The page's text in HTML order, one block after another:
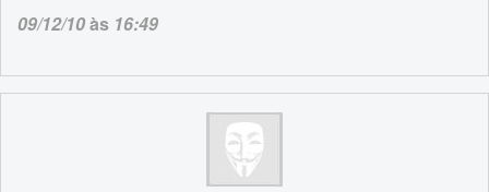
09/12/10às 16:49